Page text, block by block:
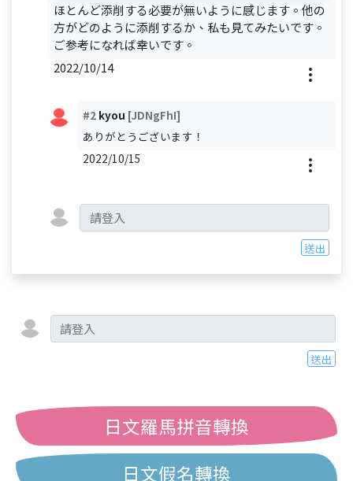
ほとんど添削する必要が無いように感じます。他の
方がどのように添削するか、私も見てみたいです。
ご参考になれば幸いです。
2022/10/14
#2 kyou [JDNgFhI]
ありがとうございます！
2022/10/15
送出
送出
日文羅馬拼音轉換
日文假名轉換